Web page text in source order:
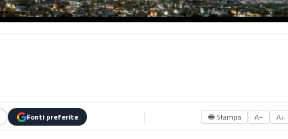
Fonti preferite 🖶 Stampa A− A+